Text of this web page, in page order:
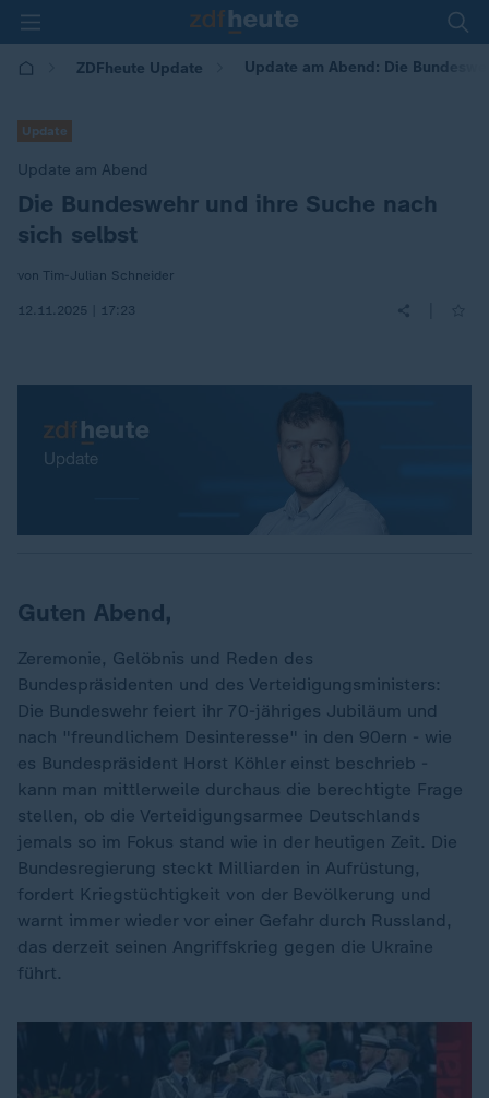
ZDFheute Update Update am Abend: Die
Update
Update am Abend
:Die Bundeswehr und ihre Suche nach
sich selbst
von Tim-Julian Schneider
12.11.2025 | 17:23
Guten Abend,
Zeremonie, Gelöbnis und Reden des
Bundespräsidenten und des Verteidigungsministers:
Die Bundeswehr feiert ihr 70-jähriges Jubiläum und
nach "freundlichem Desinteresse" in den 90ern - wie
es Bundespräsident Horst Köhler einst beschrieb -
kann man mittlerweile durchaus die berechtigte Frage
stellen, ob die Verteidigungsarmee Deutschlands
jemals so im Fokus stand wie in der heutigen Zeit. Die
Bundesregierung steckt Milliarden in Aufrüstung,
fordert Kriegstüchtigkeit von der Bevölkerung und
warnt immer wieder vor einer Gefahr durch Russland,
das derzeit seinen Angriffskrieg gegen die Ukraine
führt.